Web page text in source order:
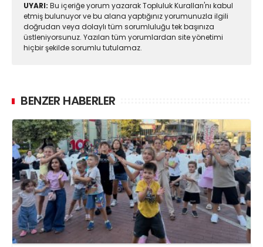
UYARI: Bu içeriğe yorum yazarak Topluluk Kuralları'nı kabul
etmiş bulunuyor ve bu alana yaptığınız yorumunuzla ilgili
doğrudan veya dolaylı tüm sorumluluğu tek başınıza
üstleniyorsunuz. Yazılan tüm yorumlardan site yönetimi
hiçbir şekilde sorumlu tutulamaz.
BENZER HABERLER